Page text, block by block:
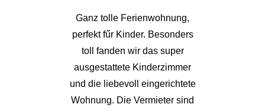
Ganz tolle Ferienwohnung,
perfekt fűr Kinder. Besonders
toll fanden wir das super
ausgestattete Kinderzimmer
und die liebevoll eingerichtete
Wohnung. Die Vermieter sind